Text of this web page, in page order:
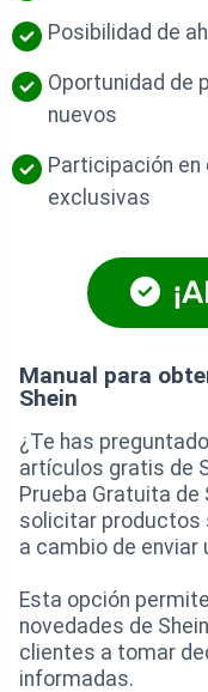
Posibilidad de
Oportunidad de
nuevos
Participación
exclusivas
Manual para
Shein
¿Te has
artículos gratis de
Prueba Gratuita de
solicitar productos
a cambio de enviar
Esta opción
novedades de
clientes a tomar
informadas.